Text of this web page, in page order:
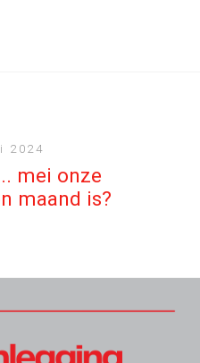
2024
mei onze
maand is?